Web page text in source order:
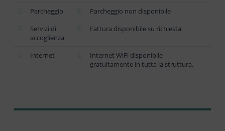
Parcheggio
Parcheggio non disponibile
Servizi di
accoglienza
Fattura disponibile su richiesta
Internet
Internet WiFi disponibile
gratuitamente in tutta la struttura.